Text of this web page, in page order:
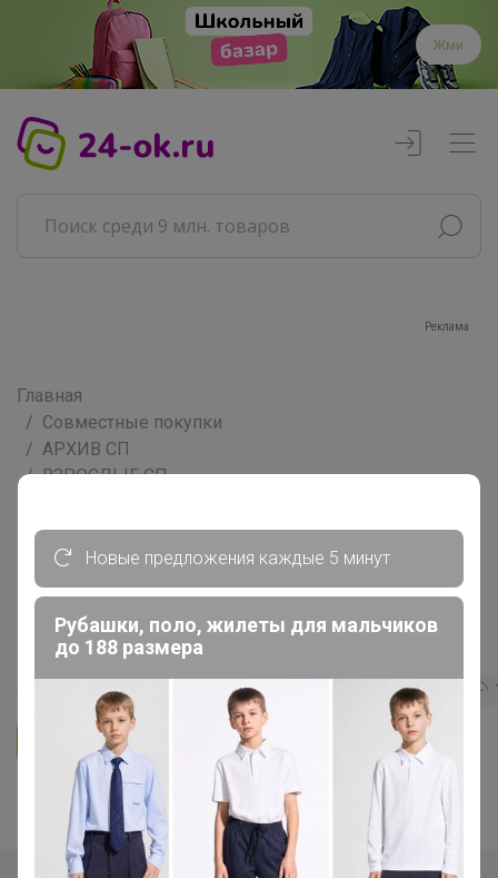
Жми
Реклама
Главная
Совместные покупки
АРХИВ СП
ВЗРОСЛЫЕ СП
F5 JEANS - ДЖИНСЫ, толстовки,
РУБАШКИ, футболки, поло ✅
НОВИНКИ футболки
20.8K 4.4K
Ответить
Показаны записи1-8
Новые предложения каждые 5 минут
Рубашки, поло, жилеты для мальчиков
до 188 размера